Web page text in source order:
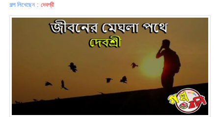
গল্প লিখেছেন :দেবশ্রী